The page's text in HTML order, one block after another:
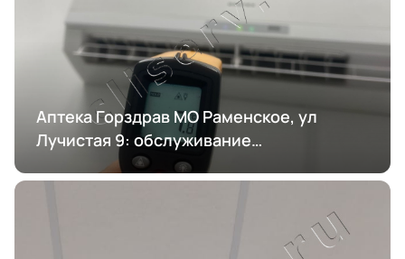
Аптека Горздрав МО Раменское, ул
Лучистая 9: обслуживание
кондиционирования